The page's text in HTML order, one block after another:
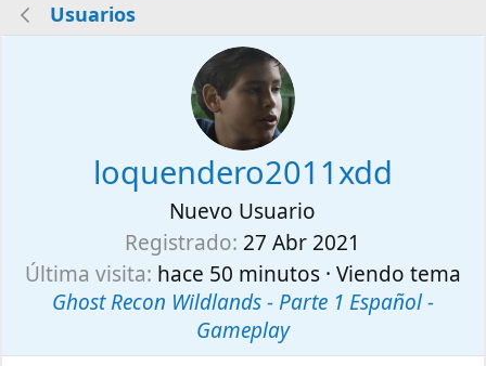
Usuarios
loquendero2011xdd
Nuevo Usuario
Registrado 27 Abr 2021
Última visita hace 50 minutos · Viendo tema
Ghost Recon Wildlands - Parte 1 Español -
Gameplay